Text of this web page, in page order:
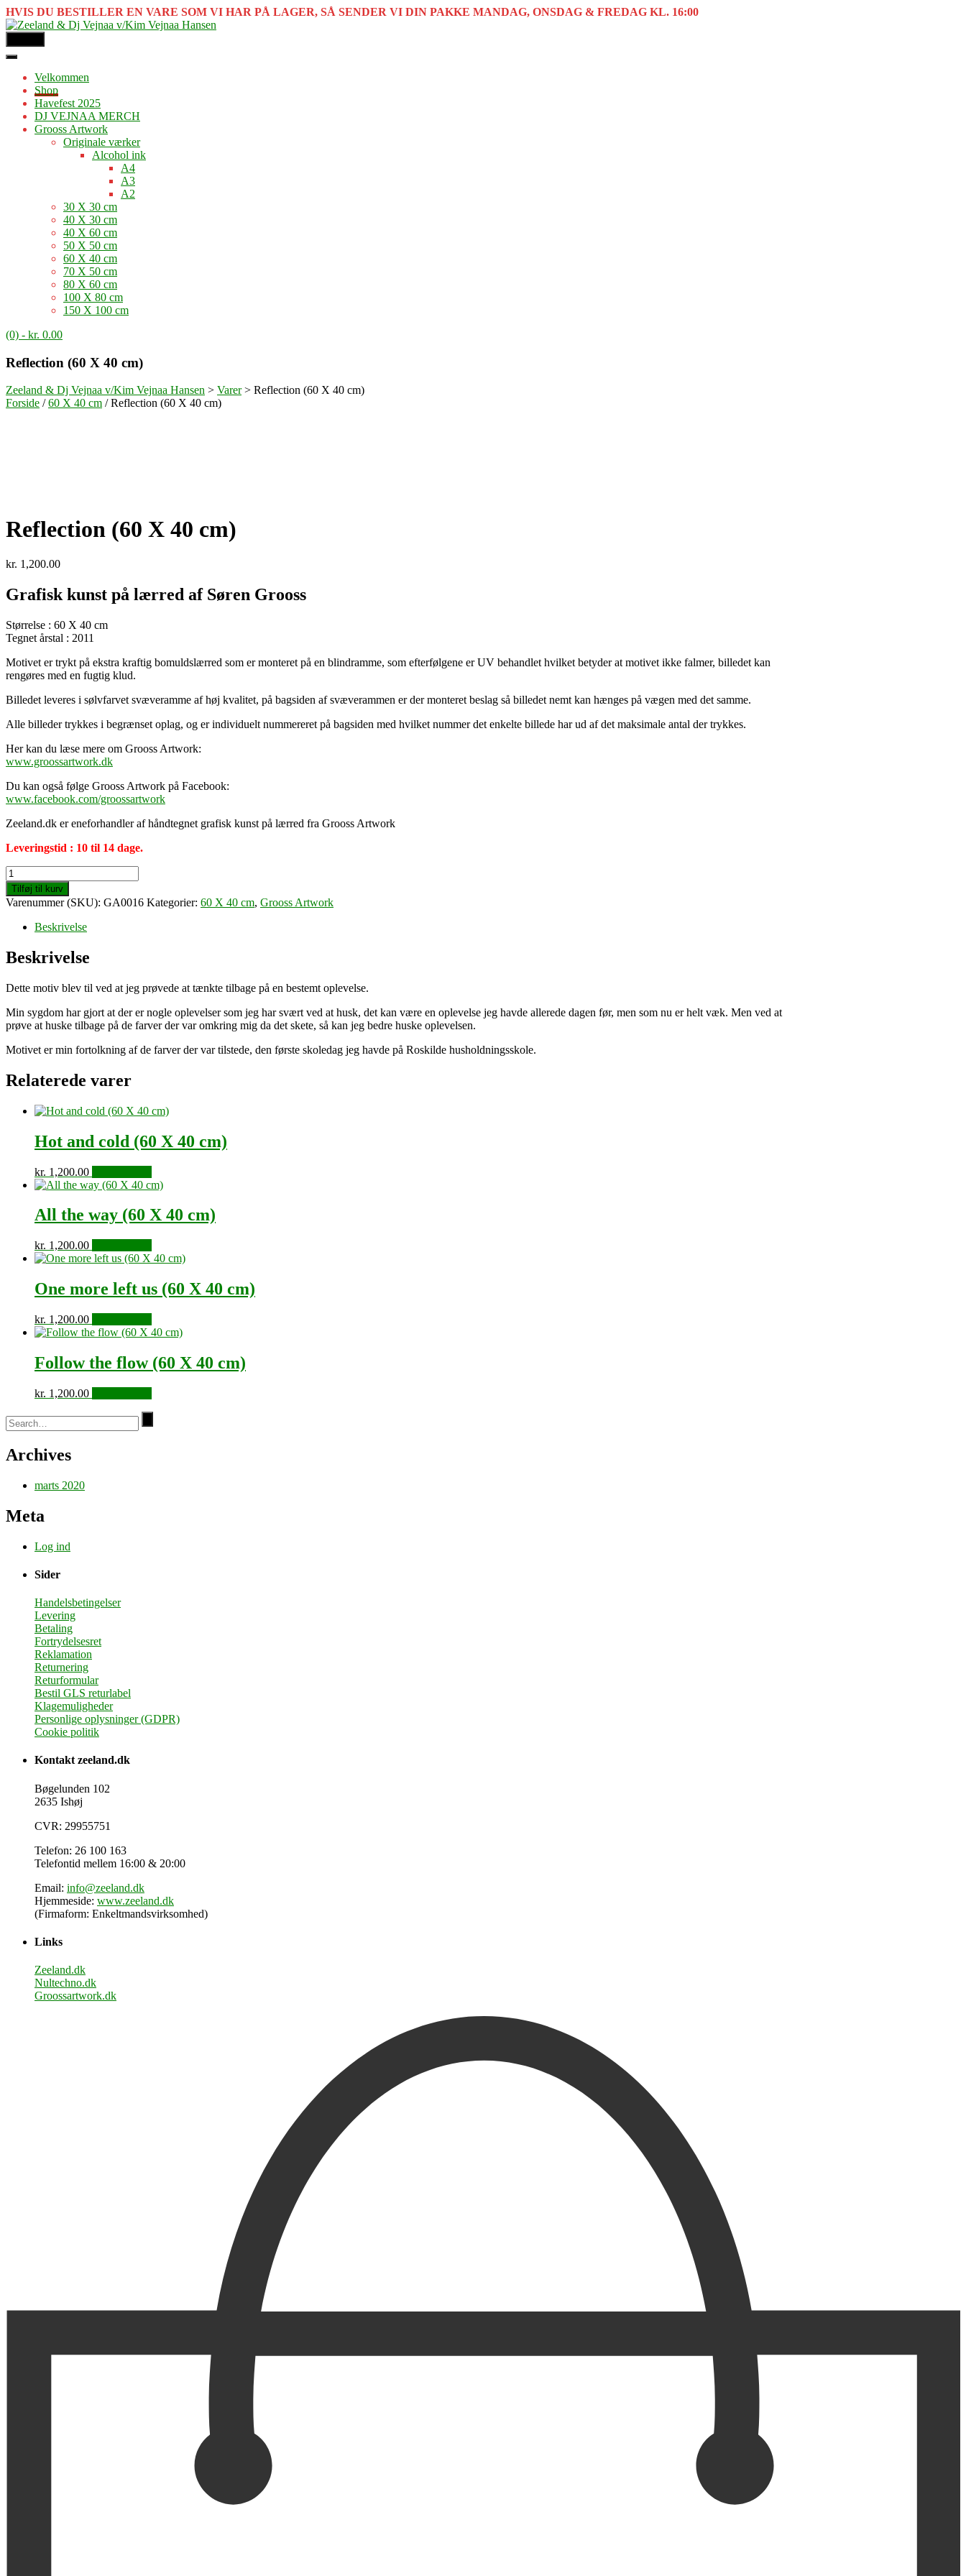
HVIS DU BESTILLER EN VARE SOM VI HAR PÅ LAGER, SÅ SENDER VI DIN PAKKE MANDAG, ONSDAG & FREDAG KL. 16:00
Velkommen
Shop
Havefest 2025
DJ VEJNAA MERCH
Grooss Artwork
Originale værker
Alcohol ink
A4
A3
A2
30 X 30 cm
40 X 30 cm
40 X 60 cm
50 X 50 cm
60 X 40 cm
70 X 50 cm
80 X 60 cm
100 X 80 cm
150 X 100 cm
(0) - kr. 0.00
Reflection (60 X 40 cm)
Zeeland & Dj Vejnaa v/Kim Vejnaa Hansen > Varer> Reflection (60 X 40 cm)
Forside /60 X 40 cm / Reflection (60 X 40 cm)
Reflection (60 X 40 cm)
kr. 1,200.00
Grafisk kunst på lærred af Søren Grooss
Størrelse : 60 X 40 cm
Tegnet årstal : 2011
Motivet er trykt på ekstra kraftig bomuldslærred som er monteret på en blindramme, som efterfølgene er UV behandlet hvilket betyder at motivet ikke falmer, billedet kan
rengøres med en fugtig klud.
Billedet leveres i sølvfarvet svæveramme af høj kvalitet, på bagsiden af svæverammen er der monteret beslag så billedet nemt kan hænges på vægen med det samme.
Alle billeder trykkes i begrænset oplag, og er individuelt nummereret på bagsiden med hvilket nummer det enkelte billede har ud af det maksimale antal der trykkes.
Her kan du læse mere om Grooss Artwork:
www.groossartwork.dk
Du kan også følge Grooss Artwork på Facebook:
www.facebook.com/groossartwork
Zeeland.dk er eneforhandler af håndtegnet grafisk kunst på lærred fra Grooss Artwork
Leveringstid : 10 til 14 dage.
Reflection
(60
X
40
Tilføj til kurv
Varenummer (SKU): GA0016 Kategorier: 60 X 40 cm, Grooss Artwork
Beskrivelse
Beskrivelse
Dette motiv blev til ved at jeg prøvede at tænkte tilbage på en bestemt oplevelse.
Min sygdom har gjort at der er nogle oplevelser som jeg har svært ved at husk, det kan være en oplevelse jeg havde allerede dagen før, men som nu er helt væk. Men ved at
prøve at huske tilbage på de farver der var omkring mig da det skete, så kan jeg bedre huske oplevelsen.
Motivet er min fortolkning af de farver der var tilstede, den første skoledag jeg havde på Roskilde husholdningsskole.
Relaterede varer
Hot and cold (60 X 40 cm)
kr. 1,200.00
All the way (60 X 40 cm)
kr. 1,200.00
One more left us (60 X 40 cm)
kr. 1,200.00
Follow the flow (60 X 40 cm)
kr. 1,200.00
Archives
marts 2020
Meta
Log ind
Sider
Handelsbetingelser
Levering
Betaling
Fortrydelsesret
Reklamation
Returnering
Returformular
Bestil GLS returlabel
Klagemuligheder
Personlige oplysninger (GDPR)
Cookie politik
Kontakt zeeland.dk
Bøgelunden 102
2635 Ishøj
CVR: 29955751
Telefon: 26 100 163
Telefontid mellem 16:00 & 20:00
Email: info@zeeland.dk
Hjemmeside: www.zeeland.dk
(Firmaform: Enkeltmandsvirksomhed)
Links
Zeeland.dk
Nultechno.dk
Groossartwork.dk